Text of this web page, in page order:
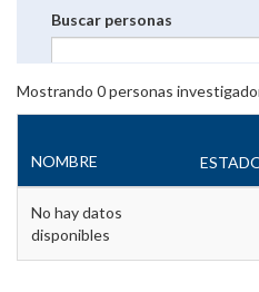
Buscar personas
Mostrando 0personas
NOMBRE
No hay datos
disponibles